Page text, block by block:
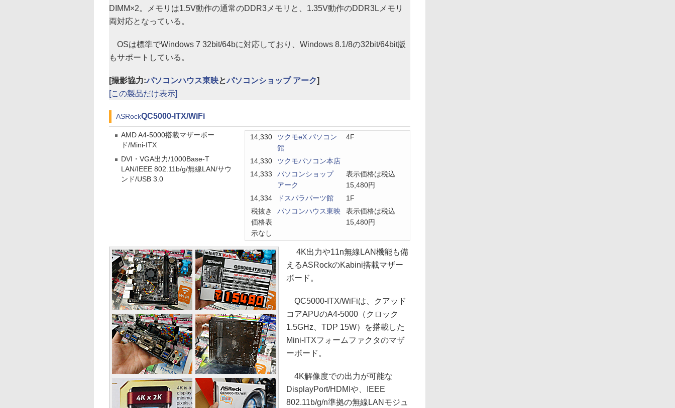
DIMM×2。メモリは1.5V動作の通常のDDR3メモリと、1.35V動作のDDR3Lメモリ
両対応となっている。
OSは標準でWindows 7 32bit/64bに対応しており、Windows 8.1/8の32bit/64bit版
もサポートしている。
[撮影協力:パソコンハウス東映とパソコンショップ アーク]
[この製品だけ表示]
ASRockQC5000-ITX/WiFi
AMD A4-5000搭載マザーボー
ド/Mini-ITX
DVI・VGA出力/1000Base-T
LAN/IEEE 802.11b/g/無線LAN/サウ
ンド/USB 3.0
14,330
ツクモeX.パソコン
館
4F
14,330
ツクモパソコン本店
14,333
パソコンショップ
アーク
表示価格は税込
15,480円
14,334
ドスパラパーツ館
1F
税抜き
価格表
示なし
パソコンハウス東映
表示価格は税込
15,480円
4K出力や11n無線LAN機能も備
えるASRockのKabini搭載マザー
ボード。
QC5000-ITX/WiFiは、クアッド
コアAPUのA4-5000（クロック
1.5GHz、TDP 15W）を搭載した
Mini-ITXフォームファクタのマザ
ーボード。
4K解像度での出力が可能な
DisplayPort/HDMIや、IEEE
802.11b/g/n準拠の無線LANモジュ